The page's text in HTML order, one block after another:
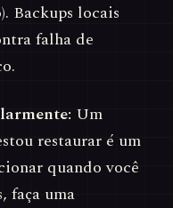
Backups locais
falha de
Um
restaurar é um
quando você
faça uma